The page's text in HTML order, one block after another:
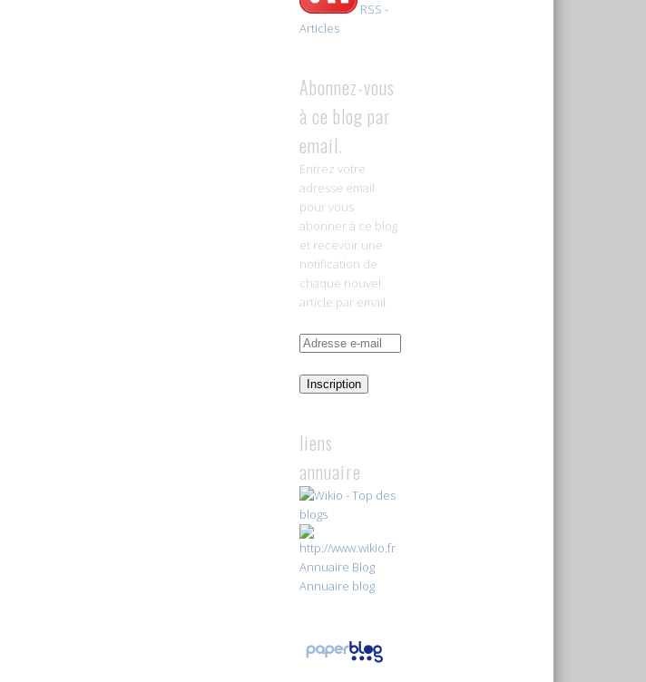
RSS -
Articles
Abonnez-vous
à ce blog par
email.
Entrez votre
adresse email
pour vous
abonner à ce blog
et recevoir une
notification de
chaque nouvel
article par email.
Adresse
mailInscription
liens
annuaire
Annuaire Blog
Annuaire blog